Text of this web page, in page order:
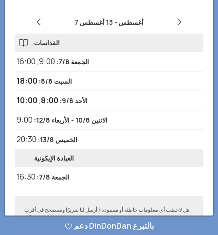
7 أغسطس - 13 أغسطس
القداسات
الجمعة 7/8 :
9:00
,
16:00
السبت 8/8 :
18:00
الأحد 9/8 :
8:00
,
10:00
الاثنين 10/8 - الأربعاء 12/8 :
9:00
الخميس 13/8 :
20:30
العبادة الإيكونية
الجمعة 7/8 :
16:30
هل لاحظت أي معلومات خاطئة أو مفقودة؟ أرسل لنا تقريرًا وسنصحح في أقرب
وقت ممكن!
دعم DinDonDan بالتبرع